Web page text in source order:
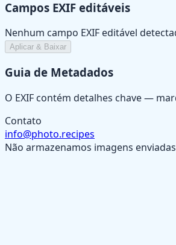
Campos EXIF editáveis
Nenhum campo EXIF editável
Aplicar & Baixar
Guia de Metadados
O EXIF contém detalhes chave —
Contato
info@photo.recipes
Não armazenamos imagens